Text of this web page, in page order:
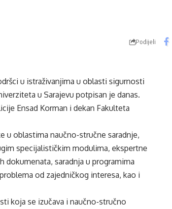
Podijeli
u istraživanjima u oblasti sigurnosti
u Sarajevu potpisan je danas.
Ensad Korman i dekan Fakulteta
u oblastima naučno-stručne saradnje,
specijalističkim modulima, ekspertne
dokumenata, saradnja u programima
od zajedničkog interesa, kao i
koja se izučava i naučno-stručno